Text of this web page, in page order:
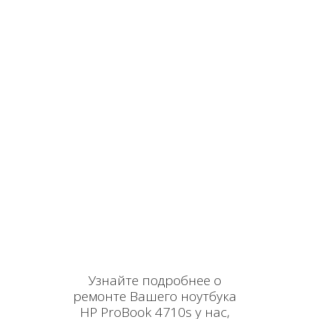
Узнайте подробнее о
ремонте Вашего ноутбука
HP ProBook 4710s у нас,